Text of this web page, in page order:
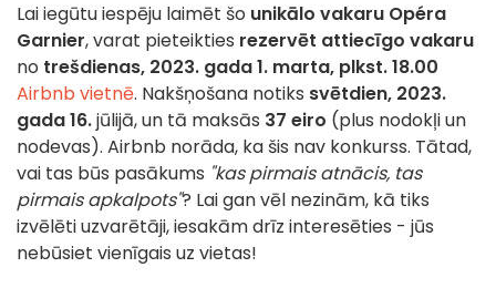
Lai iegūtu iespēju laimēt šo unikālo vakaru Opéra
Garnier, varat pieteikties rezervēt attiecīgo vakaru
no trešdienas, 2023. gada 1. marta, plkst. 18.00
Airbnb vietnē. Nakšņošana notiks svētdien, 2023.
gada 16.jūlijā, un tā maksās 37 eiro (plus nodokļi un
nodevas). Airbnb norāda, ka šis nav konkurss. Tātad,
vai tas būs pasākums "kas pirmais atnācis, tas
pirmais apkalpots"? Lai gan vēl nezinām, kā tiks
izvēlēti uzvarētāji, iesakām drīz interesēties - jūs
nebūsiet vienīgais uz vietas!